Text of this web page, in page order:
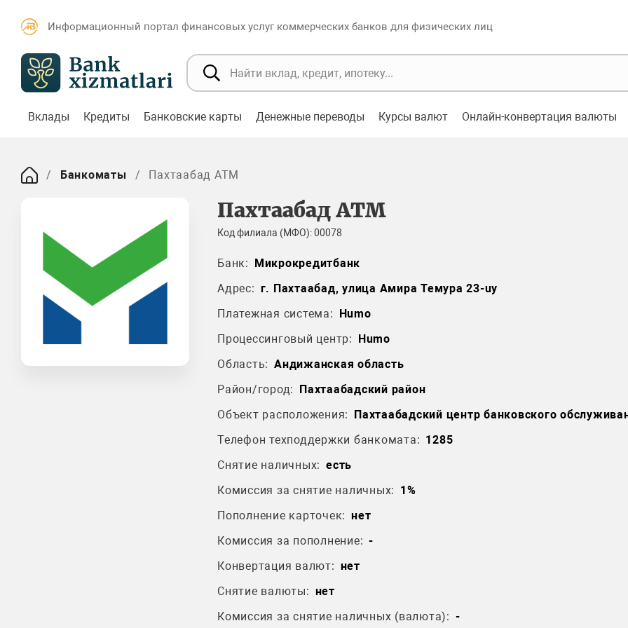
Информационный портал финансовых услуг коммерческих банков для физических лиц
Вклады Кредиты Банковские карты Денежные переводы Курсы валют Онлайн-конвертация валюты
Банкоматы Пахтаабад ATM
Пахтаабад ATM
Код филиала (МФО): 00078
Банк: Микрокредитбанк
Адрес: г. Пахтаабад, улица Амира Темура 23-uy
Платежная система: Humo
Процессинговый центр: Humo
Область: Андижанская область
Район/город: Пахтаабадский район
Объект расположения: Пахтаабадский центр банковского
Телефон техподдержки банкомата: 1285
Снятие наличных: есть
Комиссия за снятие наличных: 1%
Пополнение карточек: нет
Комиссия за пополнение: -
Конвертация валют: нет
Снятие валюты: нет
Комиссия за снятие наличных (валюта): -